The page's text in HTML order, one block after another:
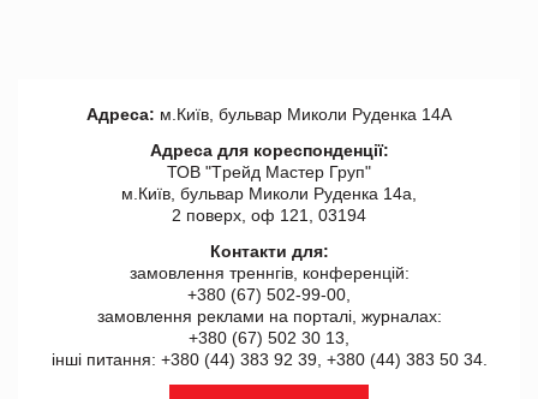
Адреса: м.Київ, бульвар Миколи Руденка 14А
Адреса для кореспонденції:
ТОВ "Tрейд Мастер Груп"
м.Київ, бульвар Миколи Руденка 14а,
2 поверх, оф 121, 03194
Контакти для:
замовлення треннгів, конференцій:
+380 (67) 502-99-00,
замовлення реклами на порталі, журналах:
+380 (67) 502 30 13,
інші питання: +380 (44) 383 92 39, +380 (44) 383 50 34.